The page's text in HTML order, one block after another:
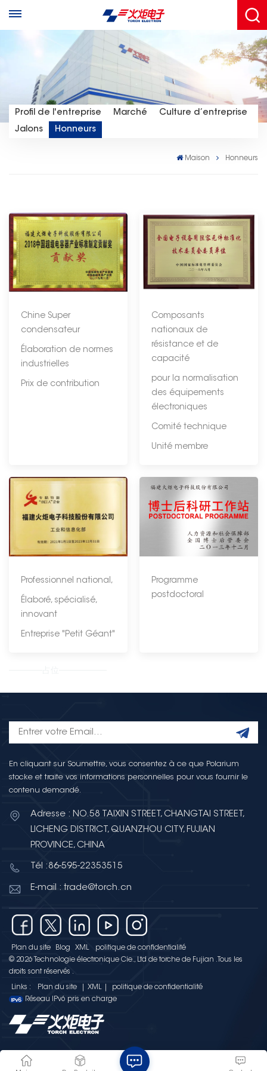
Profil de l'entreprise Marché
Culture d’entreprise
Jalons
Honneurs
Maison Honneurs
Chine Super
condensateur
Élaboration de normes
industrielles
Prix de contribution
Composants
nationaux de
résistance et de
capacité
pour la normalisation
des équipements
électroniques
Comité technique
Unité membre
Professionnel national,
Élaboré, spécialisé,
innovant
Entreprise "Petit Géant"
Programme
postdoctoral
En cliquant sur Soumettre, vous consentez à ce que Polarium
stocke et traite vos informations personnelles pour vous fournir le
contenu demandé.
Adresse : NO.58 TAIXIN STREET, CHANGTAI STREET,
LICHENG DISTRICT, QUANZHOU CITY, FUJIAN
PROVINCE, CHINA
Tél :86-595-22353515
E-mail : trade@torch.cn
Plan du site Blog XML
politique de confidentialité
© 2026 Technologie électronique Cie., Ltd de torche de Fujian .Tous les
droits sont réservés .
Links : Plan du site XML
politique de confidentialité
Réseau IPv6 pris en charge